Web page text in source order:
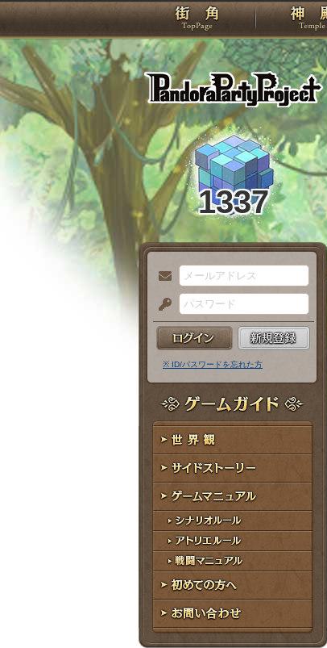
TOP
1337
メ
ー
ル
ア
ド
レ
ス
パ
ス
ー
ド
※ ID/パスワードを忘れた方
ゲームガイド
世界観
サイドストーリー
ゲームマニュアル
シナリオルール
アトリエルール
戦闘マニュアル
初めての方へ
お問い合わせ